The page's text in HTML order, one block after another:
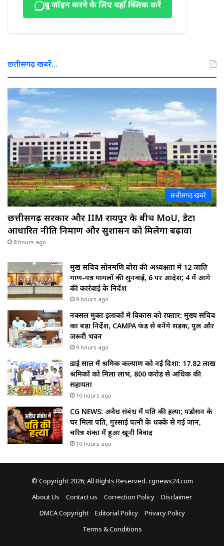
ग्रुप जॉइन करने के लिए यहाँ क्लिक करें
छत्तीसगढ़ खबरें…
छत्तीसगढ़ खबरें
छत्तीसगढ़ सरकार और IIM रायपुर के बीच MoU, डेटा
आधारित नीति निर्माण और सुशासन को मिलेगा बढ़ावा
8 hours ago
प्रमुख सचिव सोनमणि बोरा की अध्यक्षता में 12 जाति
प्रमाण-पत्र मामलों की सुनवाई, 6 पर आदेश; 4 में आगे
की कार्रवाई के निर्देश
8 hours ago
नक्सल मुक्त इलाकों में विकास को रफ्तार: मुख्य सचिव
का बड़ा निर्देश, CAMPA फंड से बनेंगे सड़क, पुल और
जरूरी भवन
9 hours ago
ढाई साल में श्रमिक कल्याण को नई दिशा: 17.82 लाख
श्रमिकों को मिला लाभ, ₹800 करोड़ से अधिक की
सहायता
10 hours ago
CG NEWS: अवैध संबंध में पति की हत्या; पड़ोसन के
घर मिला पति, गुस्साई पत्नी के धक्के से गई जान,
चरित्र शंका में हुआ खूनी विवाद
10 hours ago
© Copyright 2026, All Rights Reserved. cgnews24.com
About Us
Contact us Correction Policy
Disclaimer
DMCA Copyright
Editorial Policy
Privacy Policy
Terms & Conditions